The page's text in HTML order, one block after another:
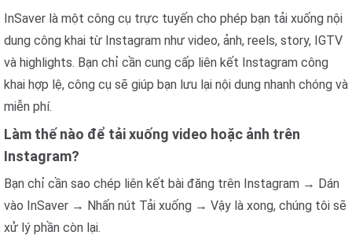
InSaver là một công cụ trực tuyến cho phép bạn tải xuống nội
dung công khai từ Instagram như video, ảnh, reels, story, IGTV
và highlights. Bạn chỉ cần cung cấp liên kết Instagram công
khai hợp lệ, công cụ sẽ giúp bạn lưu lại nội dung nhanh chóng và
miễn phí.
Làm thế nào để tải xuống video hoặc ảnh trên
Instagram?
Bạn chỉ cần sao chép liên kết bài đăng trên Instagram → Dán
vào InSaver → Nhấn nút Tải xuống → Vậy là xong, chúng tôi sẽ
xử lý phần còn lại.